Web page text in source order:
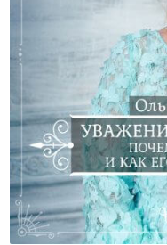
Уважение К